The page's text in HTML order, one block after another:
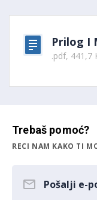
Prilog I
.pdf, 441,7
Trebaš pomoć?
RECI NAM KAKO TI
Pošalji e-